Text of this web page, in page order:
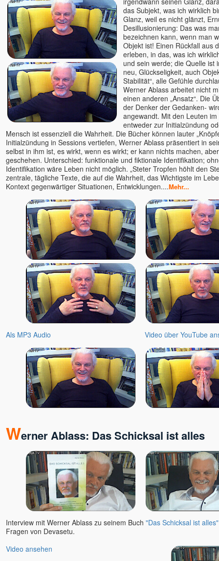
das Subjekt, was ich wirklich
Glanz, weil es nicht glänzt,
Desillusionierung: Das was
bezeichnen kann, wenn man
Objekt ist! Einen Rückfall aus
erleben, in das, was ich
und sein werde; die Quelle ist
neu, Glückseligkeit, auch
Stabilität“, alle Gefühle
Werner Ablass arbeitet nicht
einen anderen „Ansatz“. Die
der Denker der Gedanken-
angewandt. Mit den Leuten
entweder zur Initialzündung
Mensch ist essenziell die Wahrheit. Die Bücher können lauter
Initialzündung in Sessions vertiefen, Werner Ablass präsentiert in
selbst in ihm ist, es wirkt, wenn es wirkt; er kann nichts machen,
geschehen. Unterschied: funktionale und fiktionale Identifikation;
Identifikation wäre Leben nicht möglich. „Steter Tropfen höhlt den
zentrale, tägliche Texte, die auf die Wahrheit, das Wichtigste im
Kontext gegenwärtiger Situationen, Entwicklungen....Mehr...
Als MP3 Audio Video über YouTube
Werner Ablass: Das Schicksal ist alles
Interview mit Werner Ablass zu seinem Buch "Das Schicksal ist alles"
Fragen von Devasetu.
Video ansehen